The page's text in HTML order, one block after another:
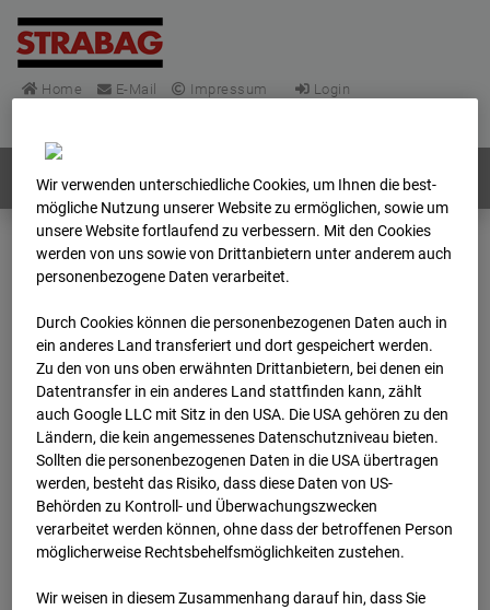
Home E-Mail Impressum
Login
Webcams: Alle Länder
Deutschland
Archiv
2025 12 01 18:02
BC-148 - BV-Frankfurt
EÜ Isenburger
Schneise (Cam 1)
Isenburger Schneise 40, 60528 Frankfurt
Wir verwenden unterschiedliche Cookies, um Ihnen die best­
mögliche Nutzung unserer Website zu ermöglichen, sowie um
unsere Website fortlaufend zu verbessern. Mit den Cookies
werden von uns sowie von Drittanbietern unter anderem auch
personenbezogene Daten verarbeitet.
Durch Cookies können die personenbezogenen Daten auch in
ein anderes Land transferiert und dort gespeichert werden.
Zu den von uns oben erwähnten Drittanbietern, bei denen ein
Datentransfer in ein anderes Land stattfinden kann, zählt
auch Google LLC mit Sitz in den USA. Die USA gehören zu den
Ländern, die kein angemessenes Datenschutzniveau bieten.
Sollten die personenbezogenen Daten in die USA übertragen
werden, besteht das Risiko, dass diese Daten von US-
Behörden zu Kontroll- und Überwachungszwecken
verarbeitet werden können, ohne dass der betroffenen Person
möglicherweise Rechtsbehelfsmöglichkeiten zustehen.
Wir weisen in diesem Zusammenhang darauf hin, dass Sie